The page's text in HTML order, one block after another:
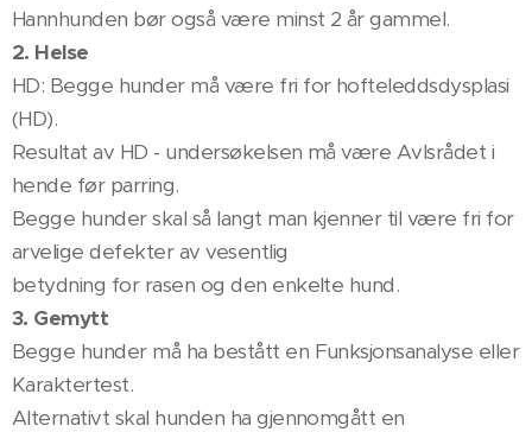
Hannhunden bør også være minst 2 år gammel.
2. Helse
HD: Begge hunder må være fri for hofteleddsdysplasi
(HD).
Resultat av HD - undersøkelsen må være Avlsrådet i
hende før parring.
Begge hunder skal så langt man kjenner til være fri for
arvelige defekter av vesentlig
betydning for rasen og den enkelte hund.
3. Gemytt
Begge hunder må ha bestått en Funksjonsanalyse eller
Karaktertest.
Alternativt skal hunden ha gjennomgått en